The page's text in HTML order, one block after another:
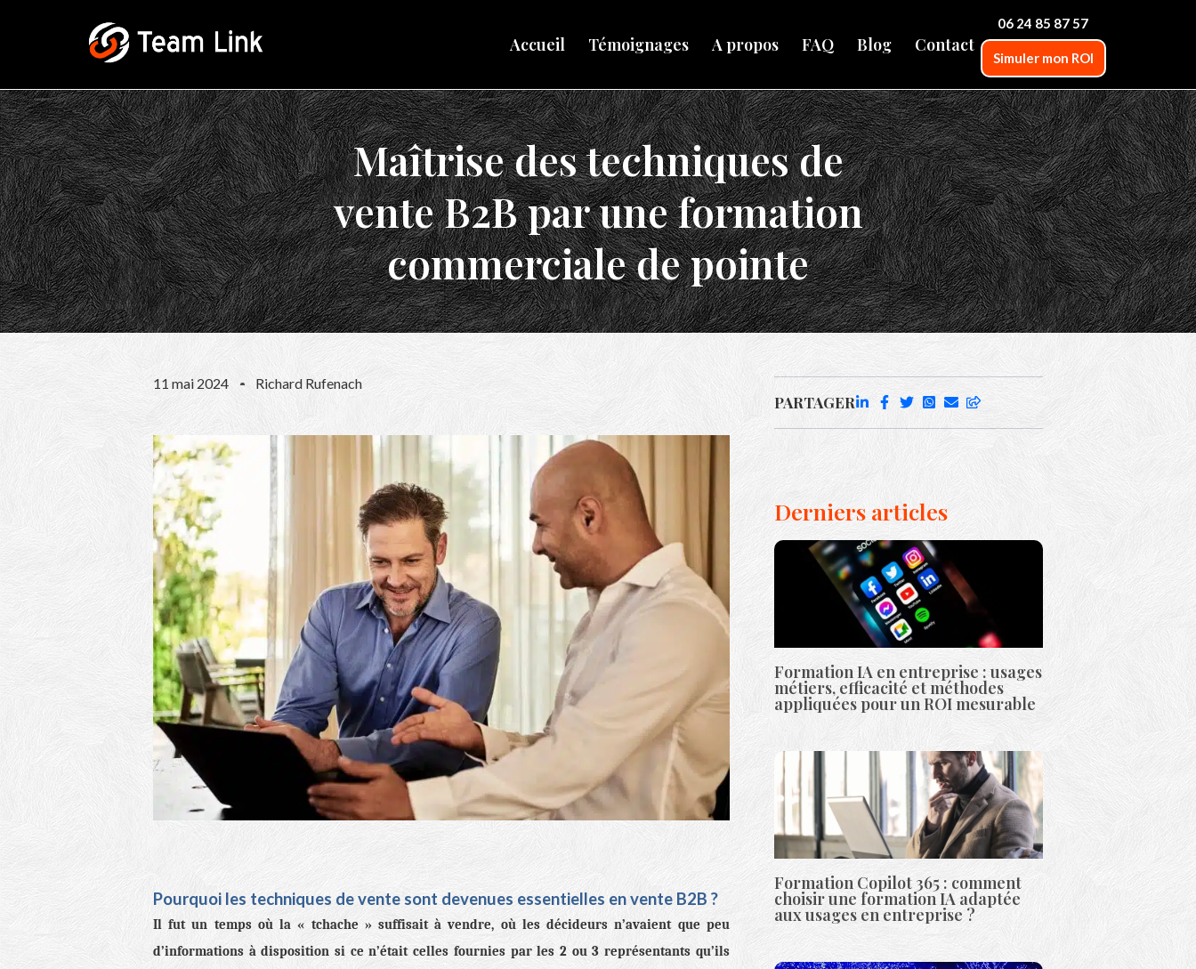
Accueil Témoignages A propos FAQ Blog Contact
Simuler mon ROI
06 24 85 87 57
Maîtrise des techniques de
vente B2B par une formation
commerciale de pointe
11 mai 2024 Richard Rufenach
Pourquoi les techniques de vente sont devenues essentielles en vente B2B ?
Il fut un temps où la « tchache » suffisait à vendre, où les décideurs n’avaient que peu
d’informations à disposition si ce n’était celles fournies par les 2 ou 3 représentants qu’ils
PARTAGER
Derniers articles
Formation IA en entreprise : usages
métiers, efficacité et méthodes
appliquées pour un ROI mesurable
Formation Copilot 365 : comment
choisir une formation IA adaptée
aux usages en entreprise ?